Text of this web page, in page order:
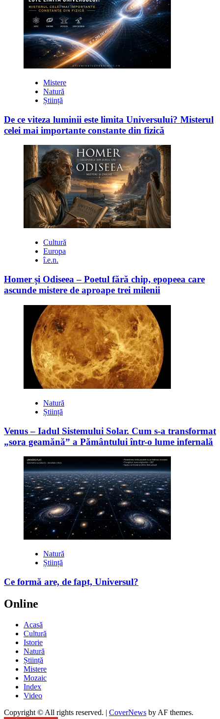
Mistere
Natură
Știință
De ce viteza luminii este limita Universului? Misterul
celei mai importante constante din fizică
Cultură
Europa
î.e.n.
Homer și Odiseea – Poetul fără chip, epopeea care
ascunde mistere de aproape trei milenii
Natură
Știință
Venus – Iadul Sistemului Solar. Cum s-a transformat
„sora geamănă” a Pământului într-o lume infernală
Natură
Știință
Ce formă are, de fapt, Universul?
Online
Acasă
Cultură
Istorie
Natură
Știință
Mistere
Mozaic
Index
Video
Copyright © All rights reserved. | CoverNews by AF themes.